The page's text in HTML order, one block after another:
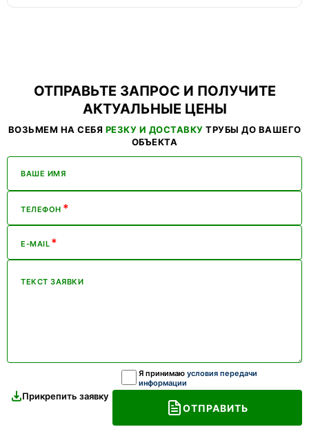
ОТПРАВЬТЕ ЗАПРОС И ПОЛУЧИТЕ
АКТУАЛЬНЫЕ ЦЕНЫ
ВОЗЬМЕМ НА СЕБЯ РЕЗКУ И ДОСТАВКУ ТРУБЫ ДО ВАШЕГО
ОБЪЕКТА
ВАШЕ ИМЯ
ТЕЛЕФОН *
E-MAIL *
ТЕКСТ ЗАЯВКИ
Прикрепить заявку
Я принимаю условия передачи
информации
ОТПРАВИТЬ